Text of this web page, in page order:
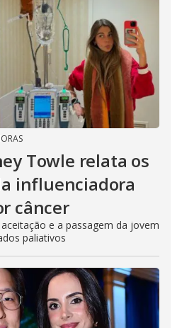
Towle relata os
influenciadora
câncer
e a passagem da jovem
paliativos